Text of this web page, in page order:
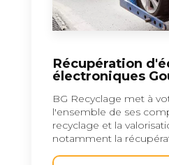
Récupération
électroniques
BG Recyclage met à
l'ensemble de ses
recyclage et la
notamment la